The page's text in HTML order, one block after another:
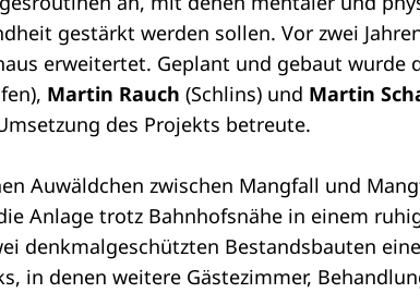
gestärkt werden sollen. Vor zwei
erweitertet. Geplant und gebaut wurde
Martin Rauch (Schlins) und Martin
des Projekts betreute.
Auwäldchen zwischen Mangfall und
Anlage trotz Bahnhofsnähe in einem
denkmalgeschützten Bestandsbauten
in denen weitere Gästezimmer,